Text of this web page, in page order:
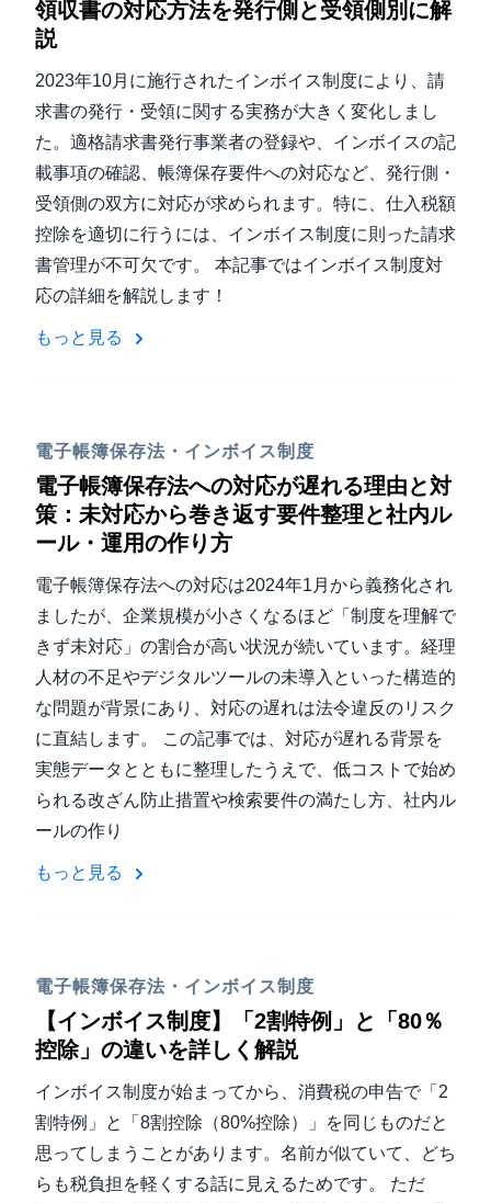
領収書の対応方法を発行側と受領側別に解
説
2023年10月に施行されたインボイス制度により、請
求書の発行・受領に関する実務が大きく変化しまし
た。適格請求書発行事業者の登録や、インボイスの記
載事項の確認、帳簿保存要件への対応など、発行側・
受領側の双方に対応が求められます。特に、仕入税額
控除を適切に行うには、インボイス制度に則った請求
書管理が不可欠です。 本記事ではインボイス制度対
応の詳細を解説します！
もっと見る
電子帳簿保存法・インボイス制度
電子帳簿保存法への対応が遅れる理由と対
策：未対応から巻き返す要件整理と社内ル
ール・運用の作り方
電子帳簿保存法への対応は2024年1月から義務化され
ましたが、企業規模が小さくなるほど「制度を理解で
きず未対応」の割合が高い状況が続いています。経理
人材の不足やデジタルツールの未導入といった構造的
な問題が背景にあり、対応の遅れは法令違反のリスク
に直結します。 この記事では、対応が遅れる背景を
実態データとともに整理したうえで、低コストで始め
られる改ざん防止措置や検索要件の満たし方、社内ル
ールの作り
もっと見る
電子帳簿保存法・インボイス制度
【インボイス制度】「2割特例」と「80％
控除」の違いを詳しく解説
インボイス制度が始まってから、消費税の申告で「2
割特例」と「8割控除（80%控除）」を同じものだと
思ってしまうことがあります。名前が似ていて、どち
らも税負担を軽くする話に見えるためです。 ただ